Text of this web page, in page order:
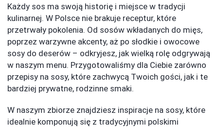
Każdy sos ma swoją historię i miejsce w tradycji
kulinarnej. W Polsce nie brakuje receptur, które
przetrwały pokolenia. Od sosów wkładanych do mięs,
poprzez warzywne akcenty, aż po słodkie i owocowe
sosy do deserów – odkryjesz, jak wielką rolę odgrywają
w naszym menu. Przygotowaliśmy dla Ciebie zarówno
przepisy na sosy, które zachwycą Twoich gości, jak i te
bardziej prywatne, rodzinne smaki.
W naszym zbiorze znajdziesz inspiracje na sosy, które
idealnie komponują się z tradycyjnymi polskimi